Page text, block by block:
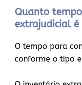
Quanto
extrajudicial
O tempo para
conforme o tipo